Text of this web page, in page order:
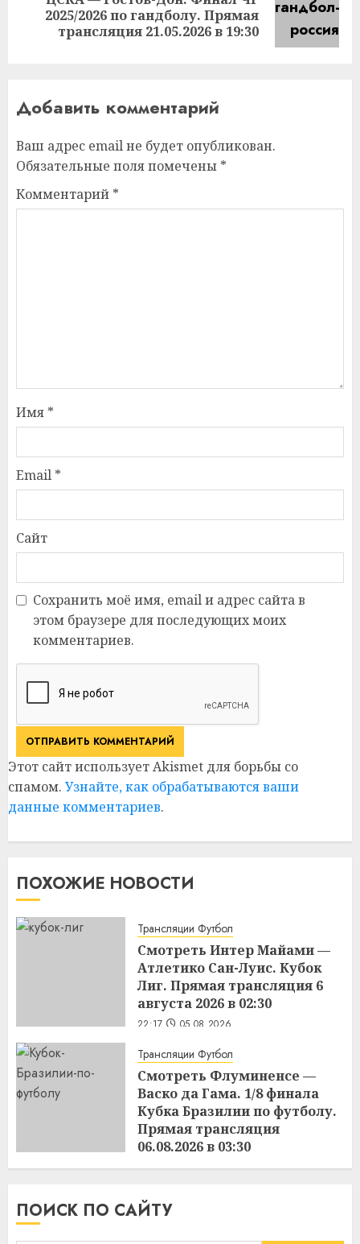
Следующая
запись:
2025/2026 по гандболу. Прямая
трансляция 21.05.2026 в 19:30
Добавить комментарий
Ваш адрес email не будет опубликован.
Обязательные поля помечены *
Комментарий *
Имя *
Email *
Сайт
Сохранить моё имя, email и адрес сайта в
этом браузере для последующих моих
комментариев.
Этот сайт использует Akismet для борьбы со
спамом. Узнайте, как обрабатываются ваши
данные комментариев.
ПОХОЖИЕ НОВОСТИ
Трансляции Футбол
Смотреть Интер Майами —
Атлетико Сан-Луис. Кубок
Лиг. Прямая трансляция 6
августа 2026 в 02:30
22:17 05.08.2026
Трансляции Футбол
Смотреть Флуминенсе —
Васко да Гама. 1/8 финала
Кубка Бразилии по футболу.
Прямая трансляция
06.08.2026 в 03:30
21:18 05.08.2026
ПОИСК ПО САЙТУ